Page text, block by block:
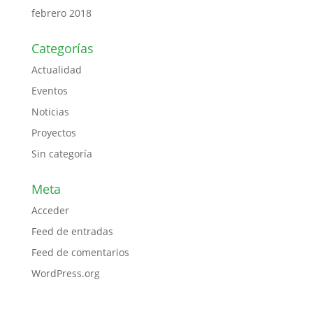
febrero 2018
Categorías
Actualidad
Eventos
Noticias
Proyectos
Sin categoría
Meta
Acceder
Feed de entradas
Feed de comentarios
WordPress.org